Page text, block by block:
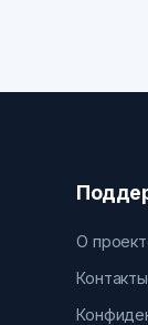
О
Контакты